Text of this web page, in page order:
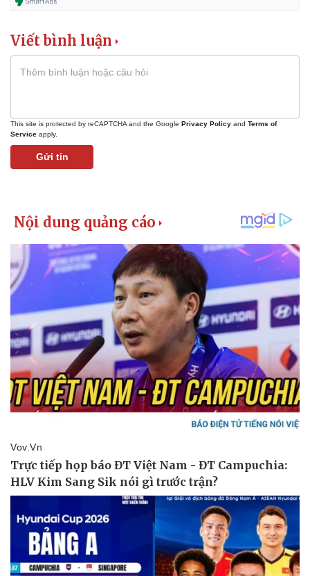
Viết bình luận
This site is protected by reCAPTCHA and the Google Privacy Policy and Terms of
Service apply.
Gửi tin